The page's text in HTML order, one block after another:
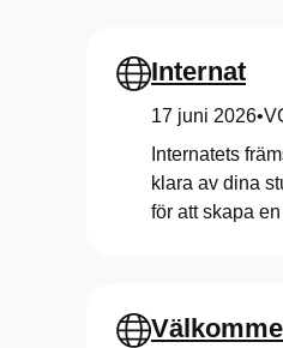
Internat
17 juni 2026•
Internatets
klara av dina
för att skapa en